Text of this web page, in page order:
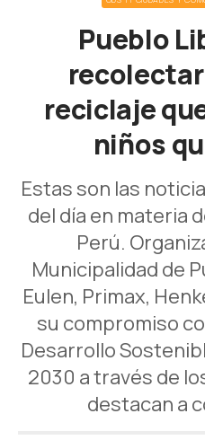
Pueblo
reciclaje
niños
Estas son las
del día en materia
Perú.
Municipalidad de
Eulen, Primax,
su compromiso
Desarrollo
2030 a través de
destacan a